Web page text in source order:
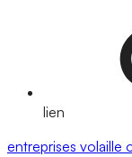
lien
entreprises volaille